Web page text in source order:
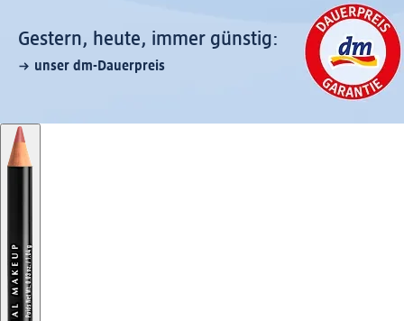
Gestern, heute, immer günstig:
unser dm-Dauerpreis